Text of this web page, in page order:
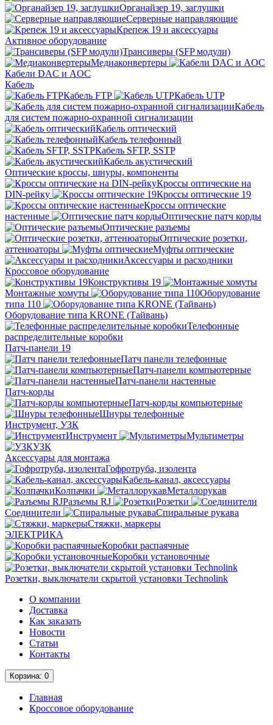
Органайзер 19, заглушки
Серверные направляющие
Крепеж 19 и аксессуары
Активное оборудование
Трансиверы (SFP модули)
Медиаконвертеры
Кабели DAC и AOC
Кабель
Кабель FTP
Кабель UTP
Кабель
для систем пожарно-охранной сигнализации
Кабель оптический
Кабель телефонный
Кабель SFTP, SSTP
Кабель акустический
Оптические кроссы, шнуры, компоненты
Кроссы оптические на
DIN-рейку
Кроссы оптические 19
Кроссы оптические
настенные
Оптические патч корды
Оптические разъемы
Оптические розетки,
аттенюаторы
Муфты оптические
Аксессуары и расходники
Кроссовое оборудование
Конструктивы 19
Монтажные хомуты
Оборудование
типа 110
Оборудование типа KRONE (Тайвань)
Телефонные
распределительные коробки
Патч-панели 19
Патч панели телефонные
Патч-панели компьютерные
Патч-панели настенные
Патч-корды
Патч-корды компьютерные
Шнуры телефонные
Инструмент, УЗК
Инструмент
Мультиметры
УЗК
Аксессуары для монтажа
Гофротруба, изолента
Кабель-канал, аксессуары
Колпачки
Металлорукав
Разъемы RJ
Розетки
Соединители
Спиральные рукава
Стяжки, маркеры
ЭЛЕКТРИКА
Коробки распаячные
Коробки установочные
Розетки, выключатели скрытой установки Technolink
О компании
Доставка
Как заказать
Новости
Статьи
Контакты
Корзина: 0
Главная
Кроссовое оборудование